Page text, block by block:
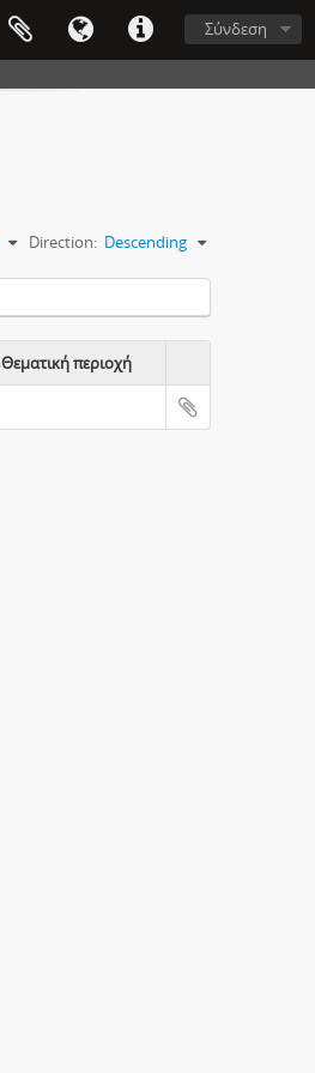
Σύνδεση
Direction: Descending
Θεματική περιοχή
Clipboard